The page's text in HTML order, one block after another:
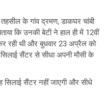
के गांव द्रमण, डाकघर चांबी
कि उनकी बेटी ने हाल ही में 12वीं
कर रही थी और बुधवार 23 अप्रैल को
सैंटर से सीधा अपनी मौसी के
सिलाई सैंटर नहीं जाएगी और सीधे